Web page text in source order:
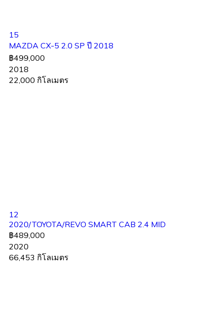
15
MAZDA CX-5 2.0 SP ปี 2018
฿499,000
2018
22,000 กิโลเมตร
12
2020/TOYOTA/REVO SMART CAB 2.4 MID
฿489,000
2020
66,453 กิโลเมตร